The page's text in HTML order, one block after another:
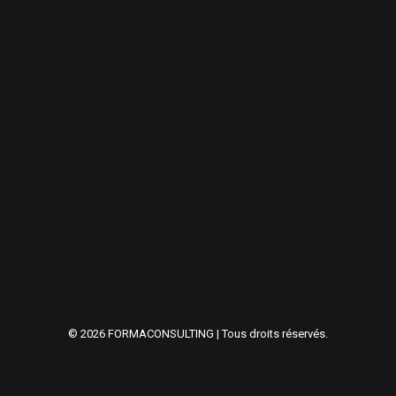
© 2026 FORMACONSULTING | Tous droits réservés.